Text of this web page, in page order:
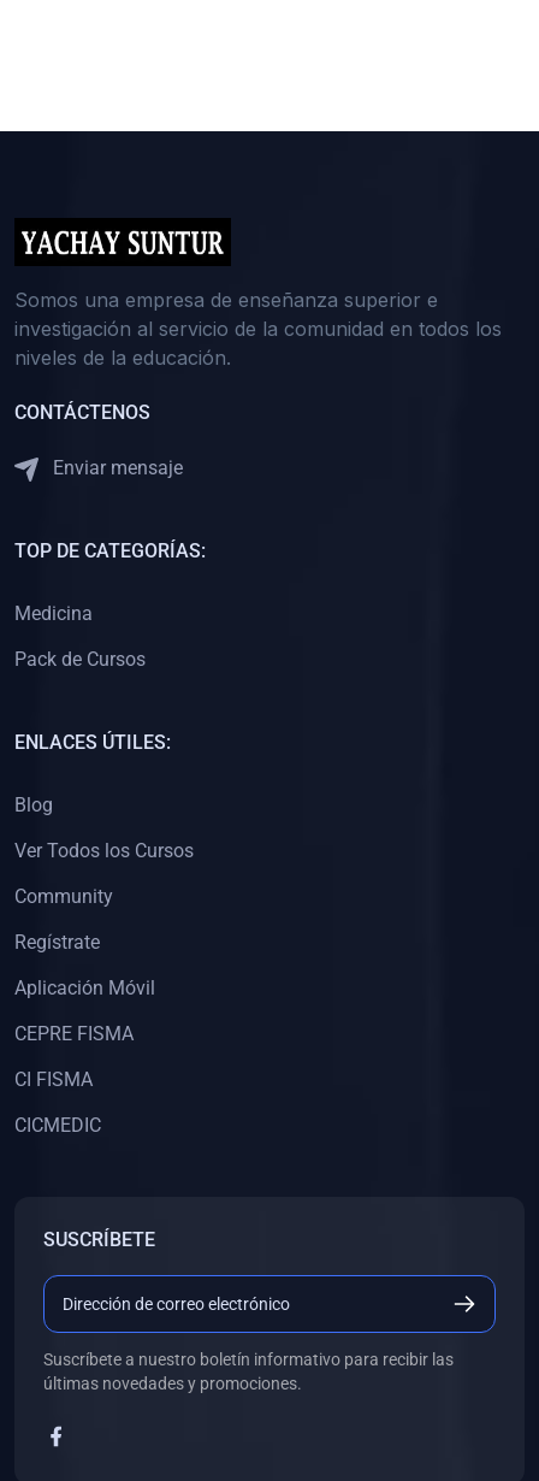
Somos una empresa de enseñanza superior e
investigación al servicio de la comunidad en todos los
niveles de la educación.
CONTÁCTENOS
Enviar mensaje
TOP DE CATEGORÍAS:
Medicina
Pack de Cursos
ENLACES ÚTILES:
Blog
Ver Todos los Cursos
Community
Regístrate
Aplicación Móvil
CEPRE FISMA
CI FISMA
CICMEDIC
SUSCRÍBETE
Suscríbete a nuestro boletín informativo para recibir las
últimas novedades y promociones.